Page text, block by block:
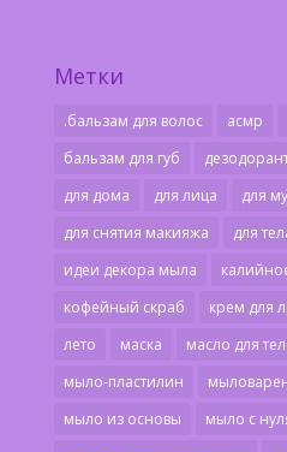
Метки
.бальзам для волос асмр
бальзам для губ
для дома
для лица для
для снятия макияжа
для
идеи декора мыла
кофейный скраб
крем для
лето
маска масло для
мыло-пластилин
мыло из основы
мыло с